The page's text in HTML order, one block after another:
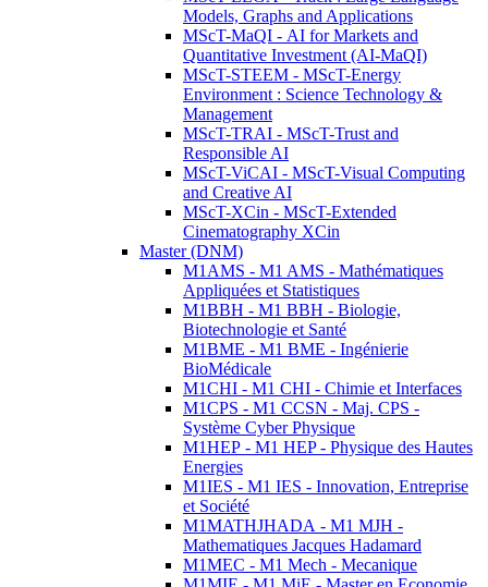
Models, Graphs and Applications
MScT-MaQI - AI for Markets and
Quantitative Investment (AI-MaQI)
MScT-STEEM - MScT-Energy
Environment : Science Technology &
Management
MScT-TRAI - MScT-Trust and
Responsible AI
MScT-ViCAI - MScT-Visual Computing
and Creative AI
MScT-XCin - MScT-Extended
Cinematography XCin
Master (DNM)
M1AMS - M1 AMS - Mathématiques
Appliquées et Statistiques
M1BBH - M1 BBH - Biologie,
Biotechnologie et Santé
M1BME - M1 BME - Ingénierie
BioMédicale
M1CHI - M1 CHI - Chimie et Interfaces
M1CPS - M1 CCSN - Maj. CPS -
Système Cyber Physique
M1HEP - M1 HEP - Physique des Hautes
Energies
M1IES - M1 IES - Innovation, Entreprise
et Société
M1MATHJHADA - M1 MJH -
Mathematiques Jacques Hadamard
M1MEC - M1 Mech - Mecanique